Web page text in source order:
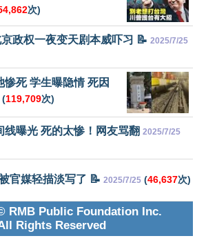
次)
政权一夜变天剧本威吓习 📝 2025/7/25
死 学生曝隐情 死因
(119,709次)
线曝光 死的太惨！网友骂翻 2025/7/25
官媒轻描淡写了 📝 2025/7/25 (46,637次)
RMB Public Foundation Inc.
Rights Reserved